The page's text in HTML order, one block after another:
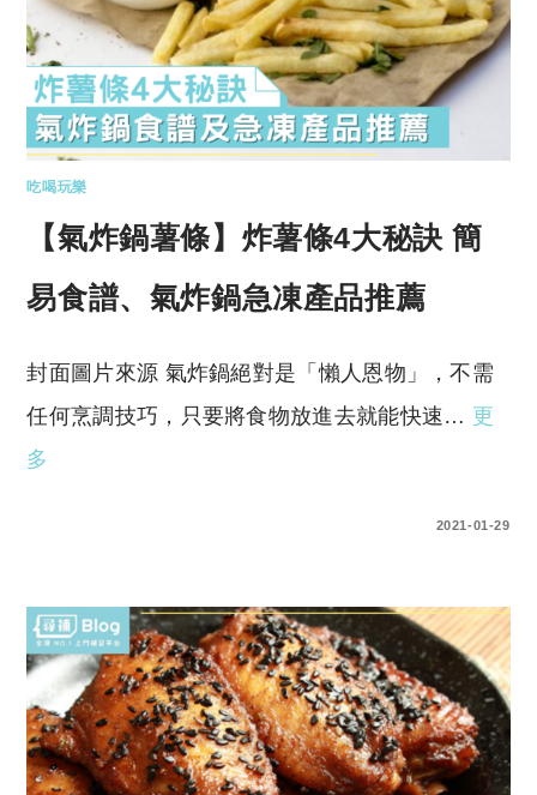
吃喝玩樂
【氣炸鍋薯條】炸薯條4大秘訣 簡
易食譜、氣炸鍋急凍產品推薦
封面圖片來源 氣炸鍋絕對是「懶人恩物」，不需
任何烹調技巧，只要將食物放進去就能快速… 更
多
2021-01-29